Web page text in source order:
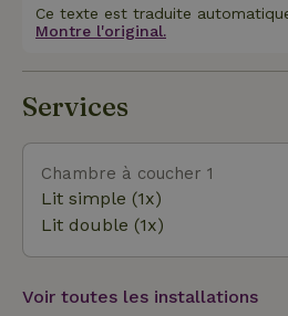
les arbres, un trampoline,
pong... etc. Le terrain
route sur une montagne au
trouves un monde dans un
propriété. C'était autrefois une
plusieurs bâtiments. Il y a un
une salle de détente et une
(petites maisons en bois) et la
maison principale est divisée
récente (où nous vivons) et
La vieille maison est l'une des
Ce texte est traduite
Montre l'original.
Services
Chambre à coucher 1
Lit simple (1x)
Lit double (1x)
Voir toutes les installations